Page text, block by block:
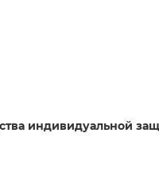
индивидуальной